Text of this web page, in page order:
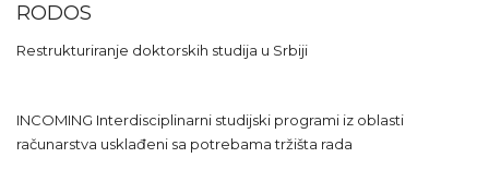
RODOS
Restrukturiranje doktorskih studija u Srbiji
INCOMING Interdisciplinarni studijski programi iz oblasti
računarstva usklađeni sa potrebama tržišta rada